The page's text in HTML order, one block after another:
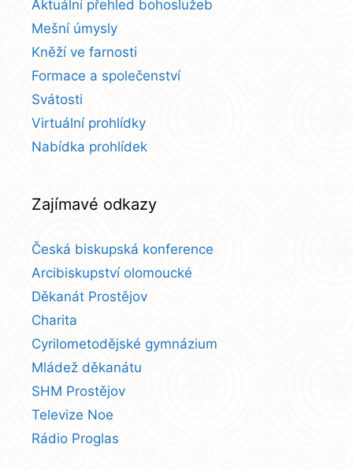
Aktuální přehled bohoslužeb
Mešní úmysly
Kněží ve farnosti
Formace a společenství
Svátosti
Virtuální prohlídky
Nabídka prohlídek
Zajímavé odkazy
Česká biskupská konference
Arcibiskupství olomoucké
Děkanát Prostějov
Charita
Cyrilometodějské gymnázium
Mládež děkanátu
SHM Prostějov
Televize Noe
Rádio Proglas